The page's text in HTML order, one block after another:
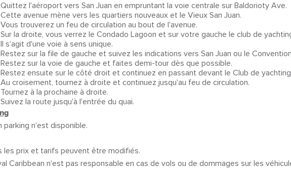
Quittez l'aéroport vers San Juan en empruntant la voie centrale sur Baldorioty Ave.
Cette avenue mène vers les quartiers nouveaux et le Vieux San Juan.
Vous trouverez un feu de circulation au bout de l'avenue.
Sur la droite, vous verrez le Condado Lagoon et sur votre gauche le club de
Il s'agit d'une voie à sens unique.
Restez sur la file de gauche et suivez les indications vers San Juan ou le
Restez sur la voie de gauche et faites demi-tour dès que possible.
Restez ensuite sur le côté droit et continuez en passant devant le Club de
Au croisement, tournez à droite et continuez jusqu'au feu de circulation.
Tournez à la prochaine à droite.
Suivez la route jusqu'à l'entrée du quai.
parking n'est disponible.
les prix et tarifs peuvent être modifiés.
Caribbean n'est pas responsable en cas de vols ou de dommages sur les